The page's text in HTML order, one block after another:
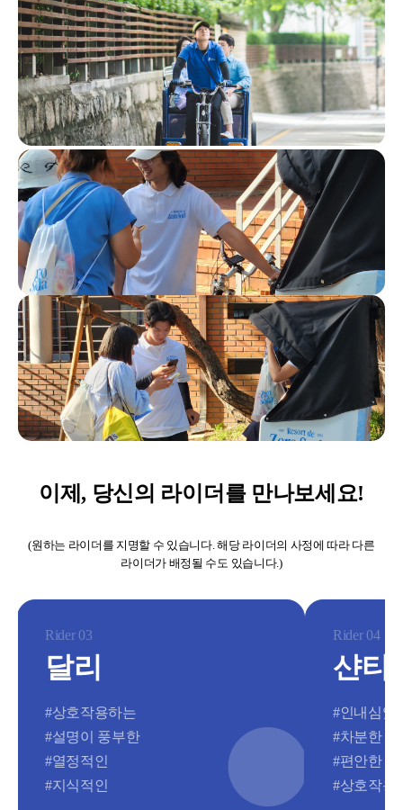
이제, 당신의 라이더를 만나보세요!
(원하는 라이더를 지명할 수 있습니다. 해당 라이더의 사정에 따라 다른
라이더가 배정될 수도 있습니다.)
Rider 03
달리
#상호작용하는
#설명이 풍부한
#열정적인
#지식적인
Rider 04
샨티
#인내심있는
#차분한
#편안한
#상호작용하는